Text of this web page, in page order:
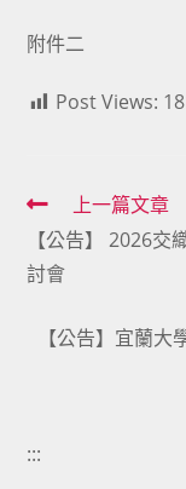
附件二
Post Views:
Read
more
articles
上一篇文章
【公告】 2026
討會
【公告】宜蘭
:::